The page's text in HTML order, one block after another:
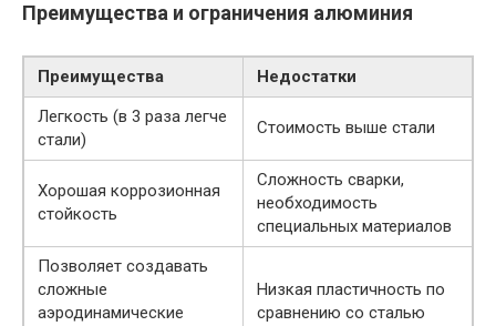
Преимущества и ограничения алюминия
Преимущества
Недостатки
Легкость (в 3 раза легче
стали)
Стоимость выше стали
Хорошая коррозионная
стойкость
Сложность сварки,
необходимость
специальных материалов
Позволяет создавать
сложные
аэродинамические
Низкая пластичность по
сравнению со сталью